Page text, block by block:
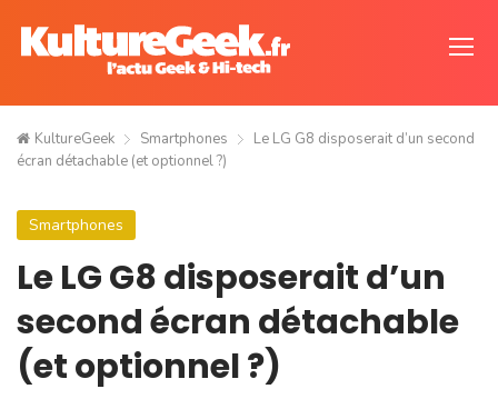
KultureGeek Smartphones
Le LG G8 disposerait d’un second
écran détachable (et optionnel ?)
Smartphones
Le LG G8 disposerait d’un
second écran détachable
(et optionnel ?)